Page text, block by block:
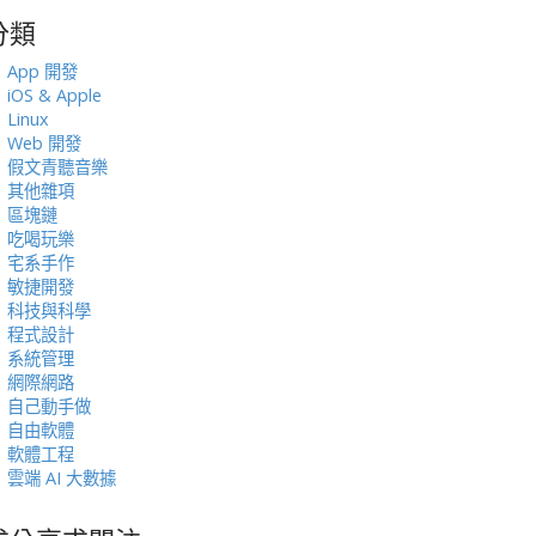
類
App 開發
iOS & Apple
Linux
Web 開發
假文青聽音樂
其他雜項
區塊鏈
吃喝玩樂
宅系手作
敏捷開發
科技與科學
程式設計
系統管理
網際網路
自己動手做
自由軟體
軟體工程
雲端 AI 大數據